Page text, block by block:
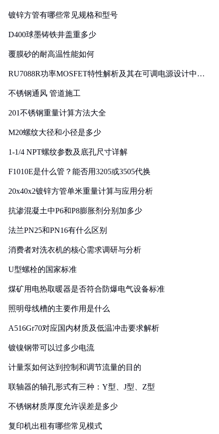
镀锌方管有哪些常见规格和型号
D400球墨铸铁井盖重多少
覆膜砂的耐高温性能如何
RU7088R功率MOSFET特性解析及其在可调电源设计中的
不锈钢通风 管道施工
201不锈钢重量计算方法大全
M20螺纹大径和小径是多少
1-1/4 NPT螺纹参数及底孔尺寸详解
F1010E是什么管？能否用3205或3505代换
20x40x2镀锌方管单米重量计算与应用分析
抗渗混凝土中P6和P8膨胀剂分别加多少
法兰PN25和PN16有什么区别
消费者对洗衣机的核心需求调研与分析
U型螺栓的国家标准
煤矿用电热取暖器是否符合防爆电气设备标准
照明母线槽的主要作用是什么
A516Gr70对应国内材质及低温冲击要求解析
镀镍钢带可以过多少电流
计量泵如何达到控制和调节流量的目的
联轴器的轴孔形式有三种：Y型、J型、Z型
不锈钢材质厚度允许误差是多少
复印机出租有哪些常见模式